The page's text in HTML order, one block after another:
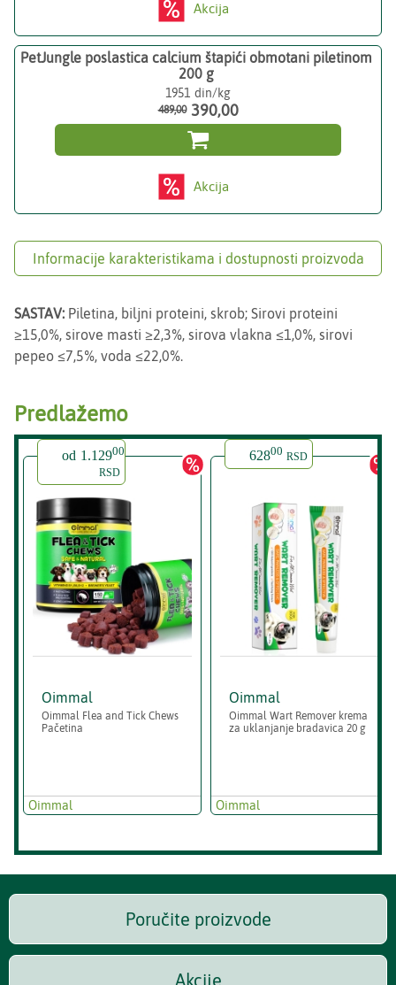
Akcija
PetJungle poslastica calcium štapići obmotani piletinom
200 g
1951
489,00 390,00

Akcija
Informacije karakteristikama i dostupnosti proizvoda
SASTAV: Piletina, biljni proteini, skrob; Sirovi proteini
≥15,0%, sirove masti ≥2,3%, sirova vlakna ≤1,0%, sirovi
pepeo ≤7,5%, voda ≤22,0%.
Predlažemo
od 1.12900
RSD
Oimmal
Oimmal Flea and Tick Chews
Pačetina
Oimmal
62800 RSD
Oimmal
Oimmal Wart Remover krema
za uklanjanje bradavica 20 g
Oimmal
Poručite proizvode
Akcije